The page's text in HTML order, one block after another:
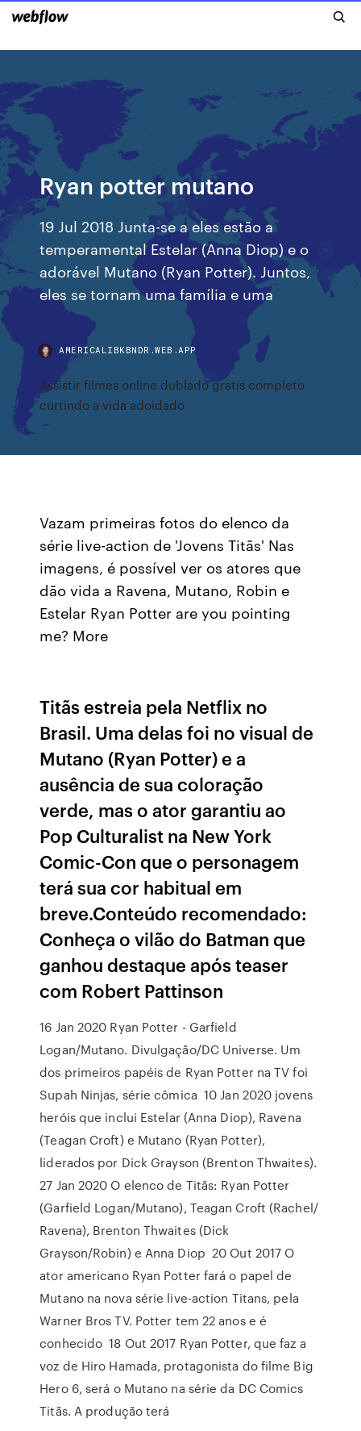
Ryan potter mutano
19 Jul 2018 Junta-se a eles estão a
temperamental Estelar (Anna Diop) e o
adorável Mutano (Ryan Potter). Juntos,
eles se tornam uma família e uma
AMERICALIBKBNDR.WEB.APP
Assistir filmes online dublado gratis completo
curtindo a vida adoidado
Vazam primeiras fotos do elenco da
série live-action de 'Jovens Titãs' Nas
imagens, é possível ver os atores que
dão vida a Ravena, Mutano, Robin e
Estelar Ryan Potter are you pointing
me? More
Titãs estreia pela Netflix no
Brasil. Uma delas foi no visual de
Mutano (Ryan Potter) e a
ausência de sua coloração
verde, mas o ator garantiu ao
Pop Culturalist na New York
Comic-Con que o personagem
terá sua cor habitual em
breve.Conteúdo recomendado:
Conheça o vilão do Batman que
ganhou destaque após teaser
com Robert Pattinson
16 Jan 2020 Ryan Potter - Garfield
Logan/Mutano. Divulgação/DC Universe. Um
dos primeiros papéis de Ryan Potter na TV foi
Supah Ninjas, série cômica 10 Jan 2020 jovens
heróis que inclui Estelar (Anna Diop), Ravena
(Teagan Croft) e Mutano (Ryan Potter),
liderados por Dick Grayson (Brenton Thwaites).
27 Jan 2020 O elenco de Titãs: Ryan Potter
(Garfield Logan/Mutano), Teagan Croft (Rachel/
Ravena), Brenton Thwaites (Dick
Grayson/Robin) e Anna Diop 20 Out 2017 O
ator americano Ryan Potter fará o papel de
Mutano na nova série live-action Titans, pela
Warner Bros TV. Potter tem 22 anos e é
conhecido 18 Out 2017 Ryan Potter, que faz a
voz de Hiro Hamada, protagonista do filme Big
Hero 6, será o Mutano na série da DC Comics
Titãs. A produção terá